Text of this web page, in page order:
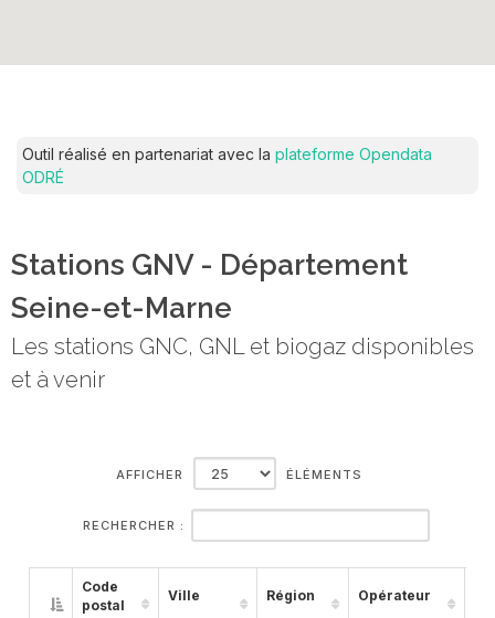
Outil réalisé en partenariat avec la plateforme Opendata
ODRÉ
Stations GNV - Département
Seine-et-Marne
Les stations GNC, GNL et biogaz disponibles
et à venir
AFFICHER ÉLÉMENTS
RECHERCHER :
Code
postal
Ville Région Opérateur